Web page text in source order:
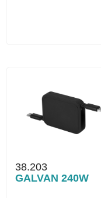
38.203
GALVAN 240W